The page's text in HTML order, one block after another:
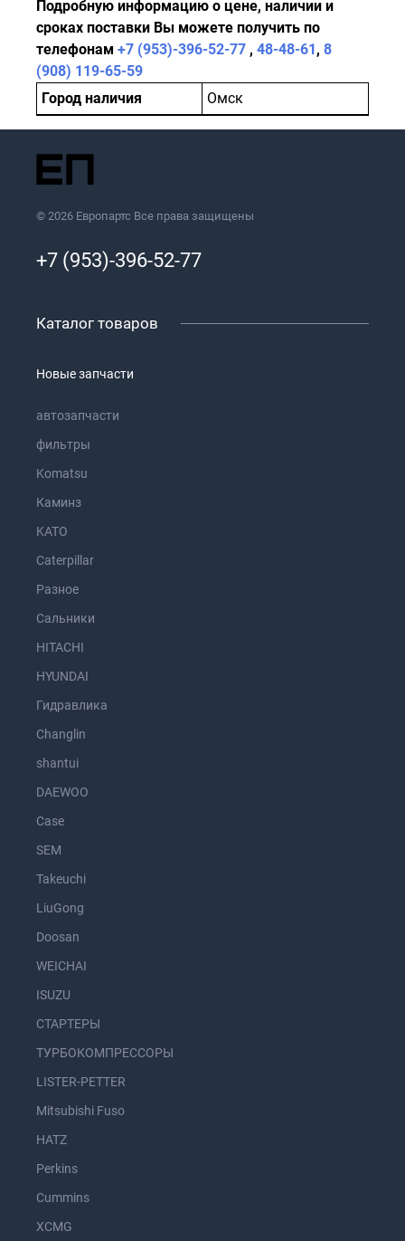
Подробную информацию о цене, наличии и
сроках поставки Вы можете получить по
телефонам +7 (953)-396-52-77 , 48-48-61, 8
(908) 119-65-59
Город наличия
Омск
© 2026 Европартс Все права защищены
+7 (953)-396-52-77
Каталог товаров
Новые запчасти
автозапчасти
фильтры
Komatsu
Каминз
KATO
Caterpillar
Разное
Сальники
HITACHI
HYUNDAI
Гидравлика
Changlin
shantui
DAEWOO
Case
SEM
Takeuchi
LiuGong
Doosan
WEICHAI
ISUZU
СТАРТЕРЫ
ТУРБОКОМПРЕССОРЫ
LISTER-PETTER
Mitsubishi Fuso
HATZ
Perkins
Cummins
XCMG